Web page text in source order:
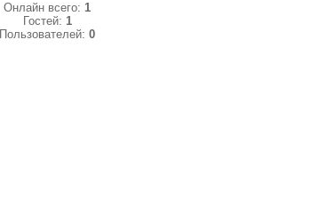
Онлайн всего: 1
Гостей: 1
Пользователей: 0